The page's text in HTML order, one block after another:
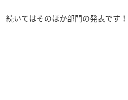
続いてはそのほか部門の発表です！